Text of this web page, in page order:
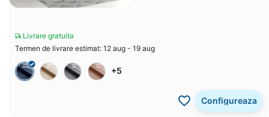
Livrare gratuita
Termen de livrare estimat: 12 aug - 19 aug
+5
Configureaza